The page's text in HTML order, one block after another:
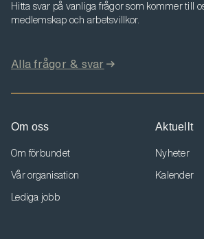
Hitta svar på vanliga frågor som kommer till
medlemskap och arbetsvillkor.
Alla frågor & svar
Om oss
Om förbundet
Vår organisation
Lediga jobb
Aktuellt
Nyheter
Kalender